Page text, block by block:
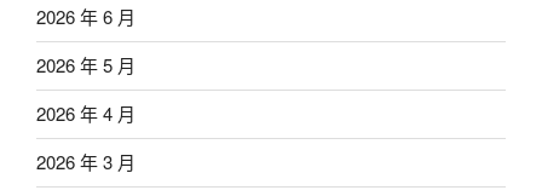
2026 年 6 月
2026 年 5 月
2026 年 4 月
2026 年 3 月